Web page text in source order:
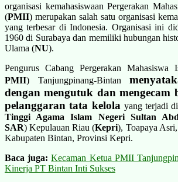
organisasi kemahasiswaan Pergerakan
(PMII) merupakan salah satu organisasi
yang terbesar di Indonesia. Organisasi ini
1960 di Surabaya dan memiliki hubungan
Ulama (NU).
Pengurus Cabang Pergerakan Mahasiswa
PMII) Tanjungpinang-Bintan
dengan mengutuk dan mengecam
pelanggaran tata kelola yang terjadi
Tinggi Agama Islam Negeri Sultan
SAR) Kepulauan Riau (Kepri), Toapaya
Kabupaten Bintan, Provinsi Kepri.
Baca juga: Kecaman Ketua PMII
Kinerja PT Bintan Inti Sukses